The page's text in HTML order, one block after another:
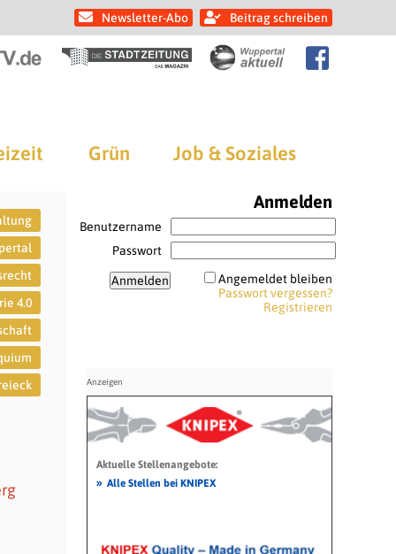
Newsletter-Abo Beitrag schreiben
Grün Job & Soziales
4.0
Anmelden
Benutzername
Passwort
Angemeldet bleiben
Passwort vergessen?
Registrieren
Aktuelle Stellenangebote:
» Alle Stellen bei KNIPEX